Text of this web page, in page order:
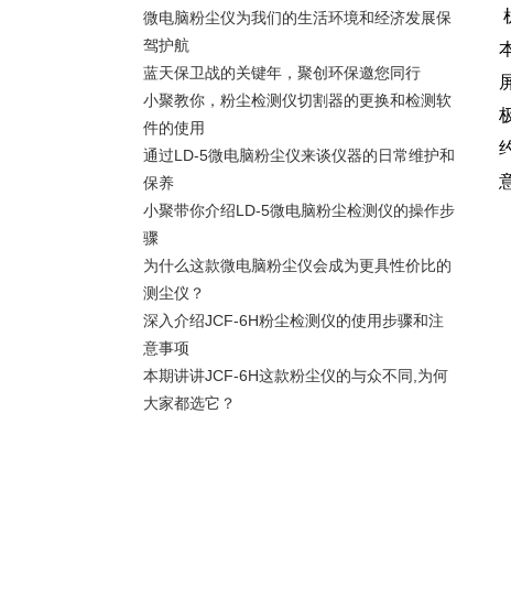
微电脑粉尘仪为我们的生活环境和经济发展保
驾护航
蓝天保卫战的关键年，聚创环保邀您同行
小聚教你，粉尘检测仪切割器的更换和检测软
件的使用
通过LD-5微电脑粉尘仪来谈仪器的日常维护和
保养
小聚带你介绍LD-5微电脑粉尘检测仪的操作步
骤
为什么这款微电脑粉尘仪会成为更具性价比的
测尘仪？
深入介绍JCF-6H粉尘检测仪的使用步骤和注
意事项
本期讲讲JCF-6H这款粉尘仪的与众不同,为何
大家都选它？